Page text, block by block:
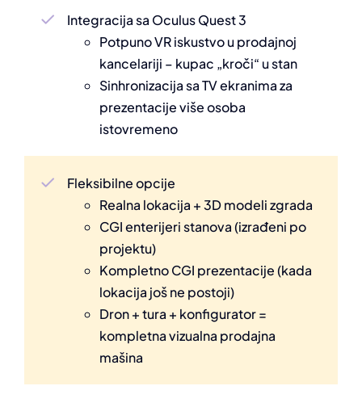
Integracija sa Oculus Quest 3
Potpuno VR iskustvo u prodajnoj
kancelariji – kupac „kroči“ u stan
Sinhronizacija sa TV ekranima za
prezentacije više osoba
istovremeno
Fleksibilne opcije
Realna lokacija + 3D modeli zgrada
CGI enterijeri stanova (izrađeni po
projektu)
Kompletno CGI prezentacije (kada
lokacija još ne postoji)
Dron + tura + konfigurator =
kompletna vizualna prodajna
mašina